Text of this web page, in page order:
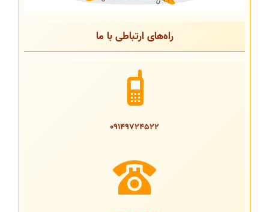
راه‌های ارتباطی با ما
09149724522